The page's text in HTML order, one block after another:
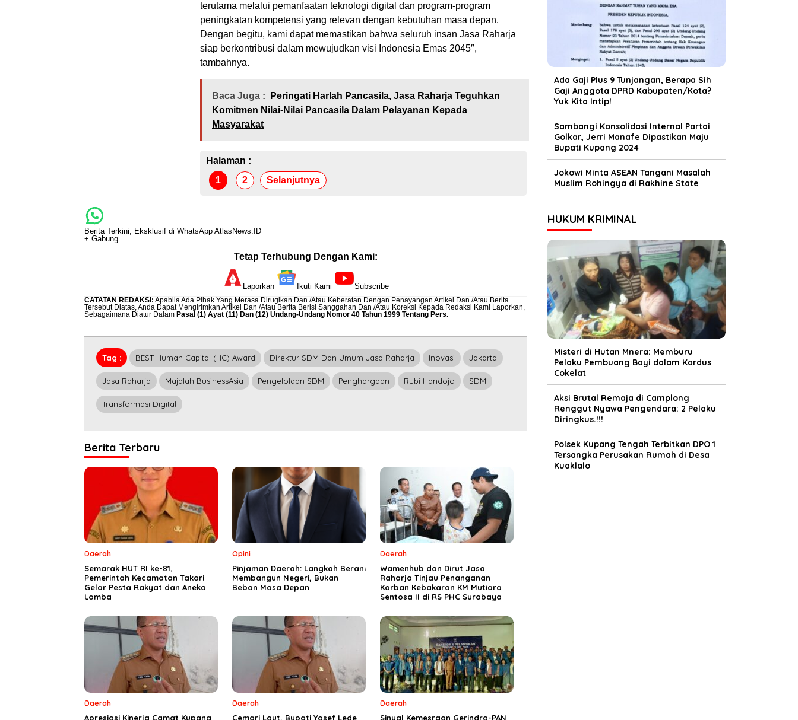
terutama melalui pemanfaatan teknologi digital dan program-program
peningkatan kompetensi yang relevan dengan kebutuhan masa depan.
Dengan begitu, kami dapat memastikan bahwa seluruh insan Jasa Raharja
siap berkontribusi dalam mewujudkan visi Indonesia Emas 2045″,
tambahnya.
Baca Juga :
Peringati Harlah Pancasila, Jasa Raharja Teguhkan
Komitmen Nilai-Nilai Pancasila Dalam Pelayanan Kepada
Masyarakat
Halaman :
1
2 Selanjutnya
Berita Terkini, Eksklusif di WhatsApp AtlasNews.ID
+ Gabung
Tetap Terhubung Dengan Kami:
Laporkan Ikuti Kami Subscribe
CATATAN REDAKSI : Apabila Ada Pihak Yang Merasa Dirugikan Dan /Atau Keberatan Dengan Penayangan Artikel Dan /Atau Berita
Tersebut Diatas, Anda Dapat Mengirimkan Artikel Dan /Atau Berita Berisi Sanggahan Dan /Atau Koreksi Kepada Redaksi Kami Laporkan,
Sebagaimana Diatur Dalam Pasal (1) Ayat (11) Dan (12) Undang-Undang Nomor 40 Tahun 1999 Tentang Pers.
Tag : BEST Human Capital (HC) Award Direktur SDM Dan Umum Jasa Raharja Inovasi Jakarta
Jasa Raharja Majalah BusinessAsia Pengelolaan SDM Penghargaan Rubi Handojo SDM
Transformasi Digital
Berita Terbaru
Daerah
Semarak HUT RI ke-81,
Pemerintah Kecamatan Takari
Gelar Pesta Rakyat dan Aneka
Lomba
Opini
Pinjaman Daerah: Langkah Berani
Membangun Negeri, Bukan
Beban Masa Depan
Daerah
Wamenhub dan Dirut Jasa
Raharja Tinjau Penanganan
Korban Kebakaran KM Mutiara
Sentosa II di RS PHC Surabaya
Daerah
Apresiasi Kinerja Camat Kupang
Daerah
Cemari Laut, Bupati Yosef Lede
Daerah
Sinyal Kemesraan Gerindra-PAN
Ada Gaji Plus 9 Tunjangan, Berapa Sih
Gaji Anggota DPRD Kabupaten/Kota?
Yuk Kita Intip!
Sambangi Konsolidasi Internal Partai
Golkar, Jerri Manafe Dipastikan Maju
Bupati Kupang 2024
Jokowi Minta ASEAN Tangani Masalah
Muslim Rohingya di Rakhine State
HUKUM KRIMINAL
Misteri di Hutan Mnera: Memburu
Pelaku Pembuang Bayi dalam Kardus
Cokelat
Aksi Brutal Remaja di Camplong
Renggut Nyawa Pengendara: 2 Pelaku
Diringkus.!!!
Polsek Kupang Tengah Terbitkan DPO 1
Tersangka Perusakan Rumah di Desa
Kuaklalo